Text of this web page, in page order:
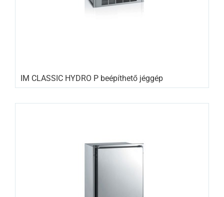
IM CLASSIC HYDRO P beépíthető jéggép